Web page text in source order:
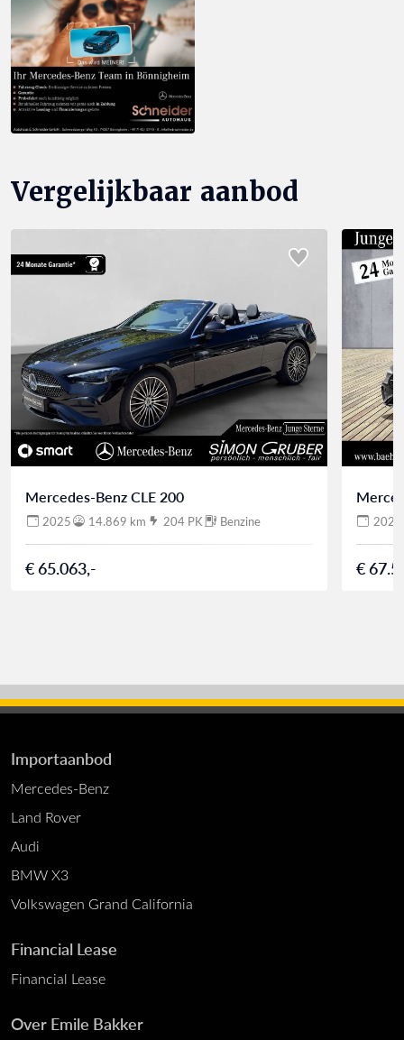
Vergelijkbaar aanbod
Mercedes-Benz CLE 200
2025 14.869 km 204 PK Benzine
€ 65.063,-
2025
€
Importaanbod
Mercedes-Benz
Land Rover
Audi
BMW X3
Volkswagen Grand California
Financial Lease
Financial Lease
Over Emile Bakker